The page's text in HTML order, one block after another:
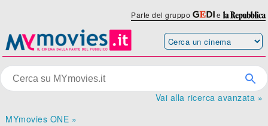
Parte del gruppo e
Vai alla ricerca avanzata »
MYmovies ONE »